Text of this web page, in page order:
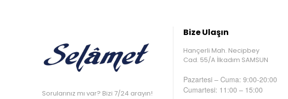
Sorularınız mı var? Bizi 7/24 arayın!
Bize Ulaşın
Hançerli Mah. Necipbey
Cad. 55/A İlkadım SAMSUN
Pazartesi – Cuma: 9:00-20:00
Cumartesi: 11:00 – 15:00